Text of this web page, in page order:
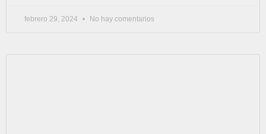
febrero 29, 2024 No hay comentarios